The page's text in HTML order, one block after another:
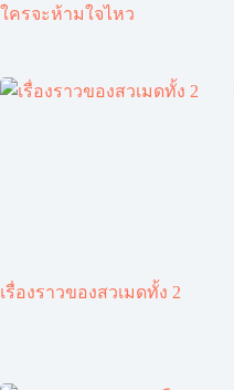
ใครจะห้ามใจไหว
เรื่องราวของสวเมดทั้ง 2